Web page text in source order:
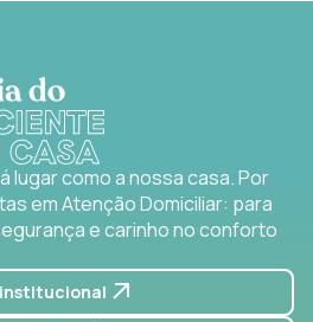
lugar como a nossa casa. Por
em Atenção Domiciliar: para
e carinho no conforto